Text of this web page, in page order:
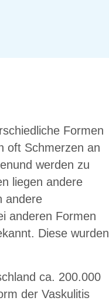
Formen
oft Schmerzen an
und werden zu
liegen andere
andere
anderen Formen
Diese wurden
ca. 200.000
der Vaskulitis